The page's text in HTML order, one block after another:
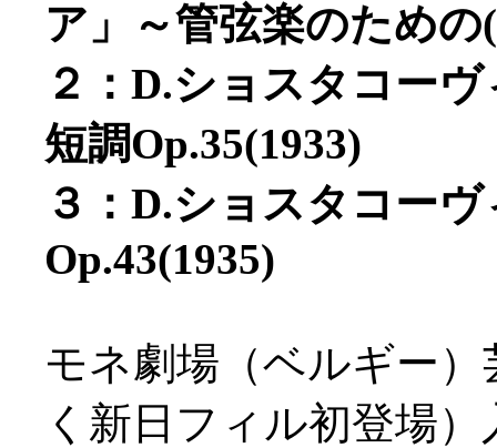
ア」～管弦楽のための
２：D.ショスタコー
短調Op.35(1933)
３：D.ショスタコー
Op.43(1935)
モネ劇場（ベルギー
く新日フィル初登場